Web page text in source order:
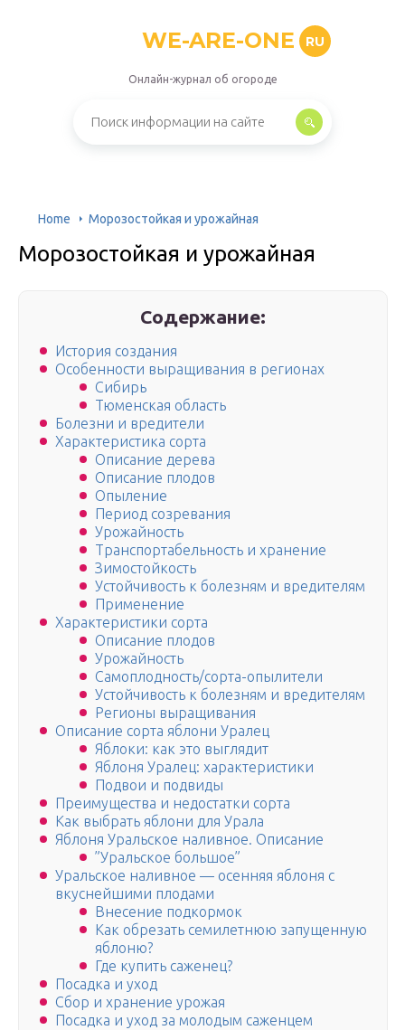
WE-ARE-ONE RU
Онлайн-журнал об огороде
Home Морозостойкая и урожайная
Морозостойкая и урожайная
Содержание:
История создания
Особенности выращивания в регионах
Сибирь
Тюменская область
Болезни и вредители
Характеристика сорта
Описание дерева
Описание плодов
Опыление
Период созревания
Урожайность
Транспортабельность и хранение
Зимостойкость
Устойчивость к болезням и вредителям
Применение
Характеристики сорта
Описание плодов
Урожайность
Самоплодность/сорта-опылители
Устойчивость к болезням и вредителям
Регионы выращивания
Описание сорта яблони Уралец
Яблоки: как это выглядит
Яблоня Уралец: характеристики
Подвои и подвиды
Преимущества и недостатки сорта
Как выбрать яблони для Урала
Яблоня Уральское наливное. Описание
”Уральское большое”
Уральское наливное — осенняя яблоня с
вкуснейшими плодами
Внесение подкормок
Как обрезать семилетнюю запущенную
яблоню?
Где купить саженец?
Посадка и уход
Сбор и хранение урожая
Посадка и уход за молодым саженцем